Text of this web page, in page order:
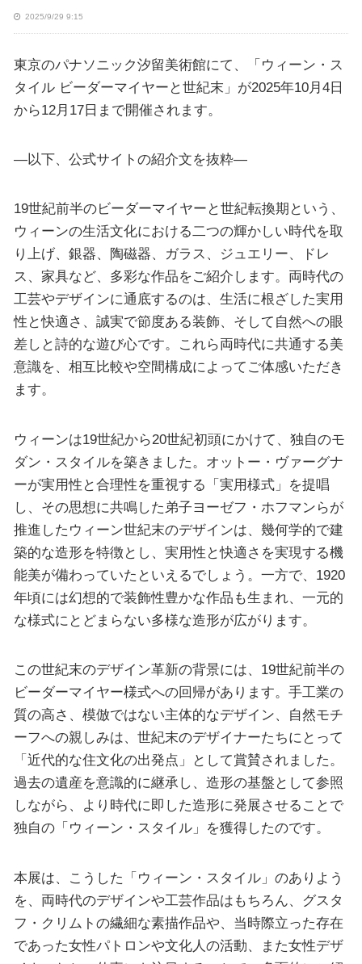
2025/9/29 9:15
東京のパナソニック汐留美術館にて、「ウィーン・ス
タイル ビーダーマイヤーと世紀末」が2025年10月4日
から12月17日まで開催されます。
—以下、公式サイトの紹介文を抜粋—
19世紀前半のビーダーマイヤーと世紀転換期という、
ウィーンの生活文化における二つの輝かしい時代を取
り上げ、銀器、陶磁器、ガラス、ジュエリー、ドレ
ス、家具など、多彩な作品をご紹介します。両時代の
工芸やデザインに通底するのは、生活に根ざした実用
性と快適さ、誠実で節度ある装飾、そして自然への眼
差しと詩的な遊び心です。これら両時代に共通する美
意識を、相互比較や空間構成によってご体感いただき
ます。
ウィーンは19世紀から20世紀初頭にかけて、独自のモ
ダン・スタイルを築きました。オットー・ヴァーグナ
ーが実用性と合理性を重視する「実用様式」を提唱
し、その思想に共鳴した弟子ヨーゼフ・ホフマンらが
推進したウィーン世紀末のデザインは、幾何学的で建
築的な造形を特徴とし、実用性と快適さを実現する機
能美が備わっていたといえるでしょう。一方で、1920
年頃には幻想的で装飾性豊かな作品も生まれ、一元的
な様式にとどまらない多様な造形が広がります。
この世紀末のデザイン革新の背景には、19世紀前半の
ビーダーマイヤー様式への回帰があります。手工業の
質の高さ、模倣ではない主体的なデザイン、自然モチ
ーフへの親しみは、世紀末のデザイナーたちにとって
「近代的な住文化の出発点」として賞賛されました。
過去の遺産を意識的に継承し、造形の基盤として参照
しながら、より時代に即した造形に発展させることで
独自の「ウィーン・スタイル」を獲得したのです。
本展は、こうした「ウィーン・スタイル」のありよう
を、両時代のデザインや工芸作品はもちろん、グスタ
フ・クリムトの繊細な素描作品や、当時際立った存在
であった女性パトロンや文化人の活動、また女性デザ